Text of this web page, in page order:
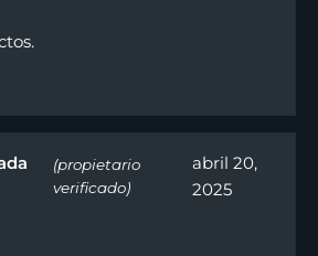
(propietario
verificado)
abril 20,
2025